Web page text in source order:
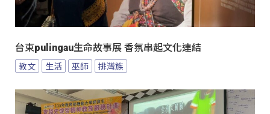
台東pulingau生命故事展 香氛串起文化連結
教文 生活 巫師 排灣族